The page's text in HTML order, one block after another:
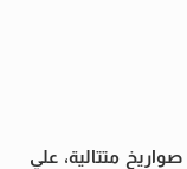
متتالية، علي